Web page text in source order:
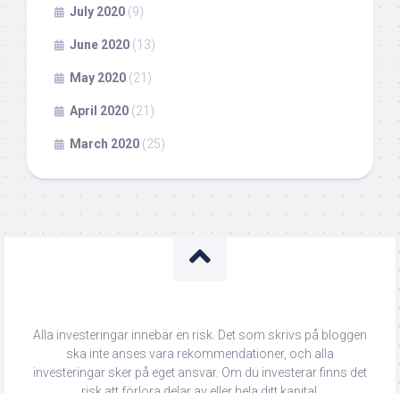
July 2020 (9)
June 2020 (13)
May 2020 (21)
April 2020 (21)
March 2020 (25)
Alla investeringar innebär en risk. Det som skrivs på bloggen
ska inte anses vara rekommendationer, och alla
investeringar sker på eget ansvar. Om du investerar finns det